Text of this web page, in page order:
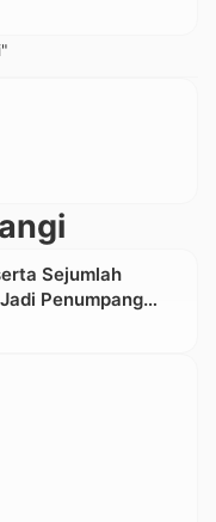
Sejumlah
Penumpang
Rute Manado-